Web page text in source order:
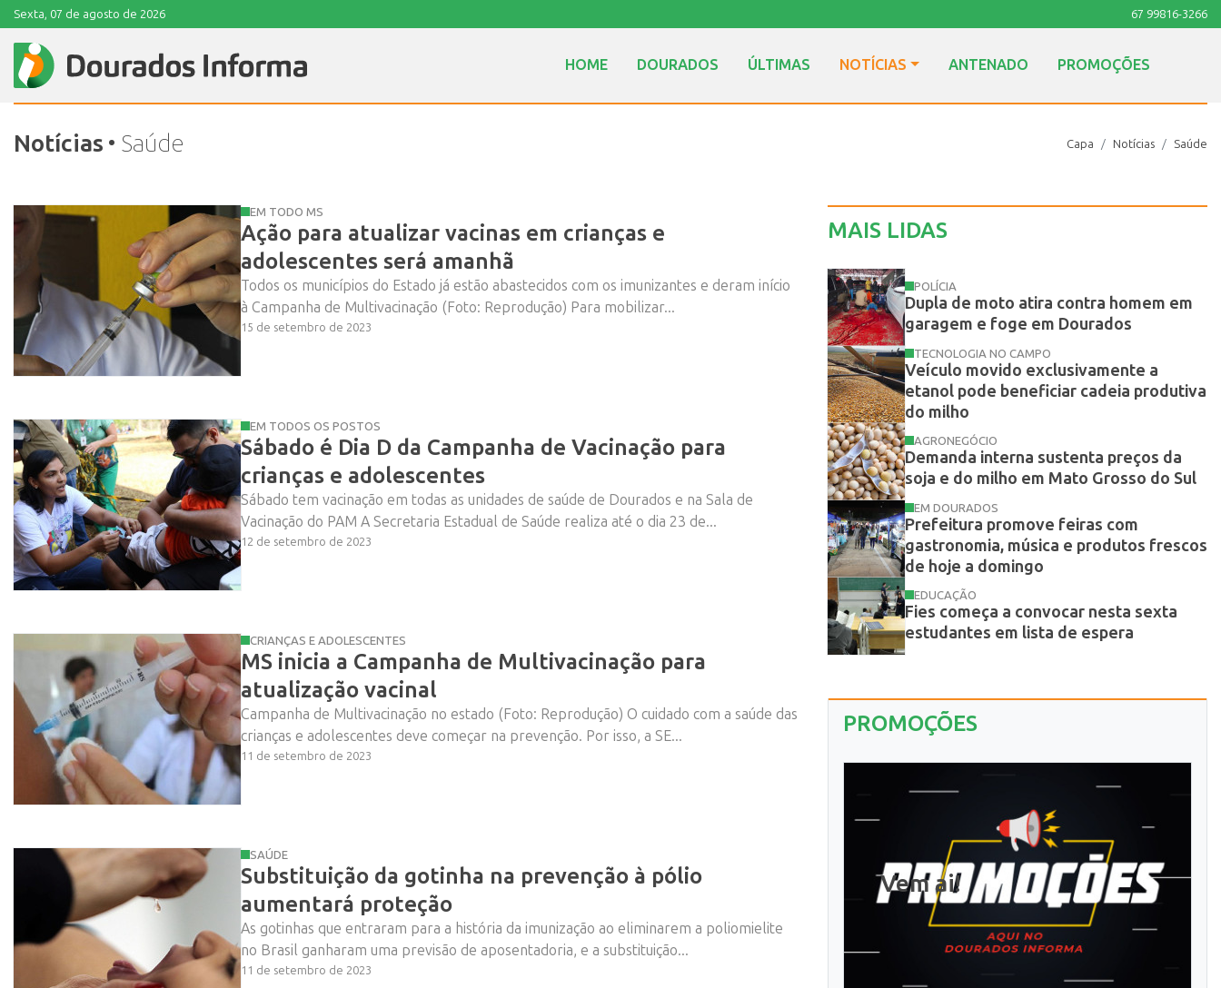
Sexta, 07 de agosto de 2026 67 99816-3266
HOME DOURADOS ÚLTIMAS NOTÍCIAS ANTENADO PROMOÇÕES
Notícias • Saúde Capa Notícias Saúde
EM TODO MS
Ação para atualizar vacinas em crianças e
adolescentes será amanhã
Todos os municípios do Estado já estão abastecidos com os imunizantes e deram início
à Campanha de Multivacinação (Foto: Reprodução) Para mobilizar...
15 de setembro de 2023
EM TODOS OS POSTOS
Sábado é Dia D da Campanha de Vacinação para
crianças e adolescentes
Sábado tem vacinação em todas as unidades de saúde de Dourados e na Sala de
Vacinação do PAM A Secretaria Estadual de Saúde realiza até o dia 23 de...
12 de setembro de 2023
CRIANÇAS E ADOLESCENTES
MS inicia a Campanha de Multivacinação para
atualização vacinal
Campanha de Multivacinação no estado (Foto: Reprodução) O cuidado com a saúde das
crianças e adolescentes deve começar na prevenção. Por isso, a SE...
11 de setembro de 2023
SAÚDE
Substituição da gotinha na prevenção à pólio
aumentará proteção
As gotinhas que entraram para a história da imunização ao eliminarem a poliomielite
no Brasil ganharam uma previsão de aposentadoria, e a substituição...
11 de setembro de 2023
MAIS LIDAS
POLÍCIA
Dupla de moto atira contra homem em
garagem e foge em Dourados
TECNOLOGIA NO CAMPO
Veículo movido exclusivamente a
etanol pode beneficiar cadeia produtiva
do milho
AGRONEGÓCIO
Demanda interna sustenta preços da
soja e do milho em Mato Grosso do Sul
EM DOURADOS
Prefeitura promove feiras com
gastronomia, música e produtos frescos
de hoje a domingo
EDUCAÇÃO
Fies começa a convocar nesta sexta
estudantes em lista de espera
PROMOÇÕES
Vem ai! Vem ai!
Vem ai!